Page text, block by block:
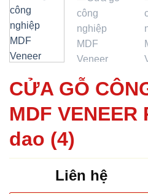
CỬA GỖ
MDF VENEER
dao (4)
Liên hệ